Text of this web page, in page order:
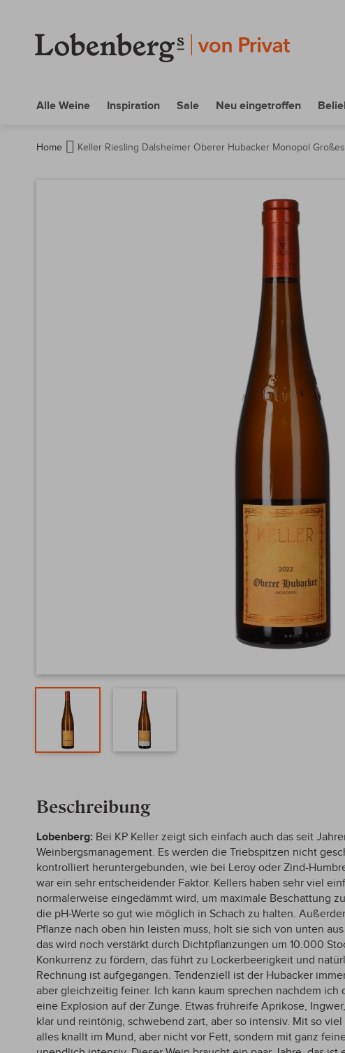
Alle Weine Inspiration Sale Neu eingetroffen
Home Keller Riesling Dalsheimer Oberer Hubacker Monopol
der
springen
Beschreibung
Lobenberg: Bei KP Keller zeigt sich einfach auch das seit
Weinbergsmanagement. Es werden die Triebspitzen nicht
kontrolliert heruntergebunden, wie bei Leroy oder Zind-
war ein sehr entscheidender Faktor. Kellers haben sehr viel
normalerweise eingedämmt wird, um maximale Beschattung
die pH-Werte so gut wie möglich in Schach zu halten.
Pflanze nach oben hin leisten muss, holt sie sich von unten
das wird noch verstärkt durch Dichtpflanzungen um 10.000
Konkurrenz zu fördern, das führt zu Lockerbeerigkeit und
Rechnung ist aufgegangen. Tendenziell ist der Hubacker
aber gleichzeitig feiner. Ich kann kaum sprechen nachdem ich
eine Explosion auf der Zunge. Etwas frühreife Aprikose,
klar und reintönig, schwebend zart, aber so intensiv. Mit so
alles knallt im Mund, aber nicht vor Fett, sondern mit ganz